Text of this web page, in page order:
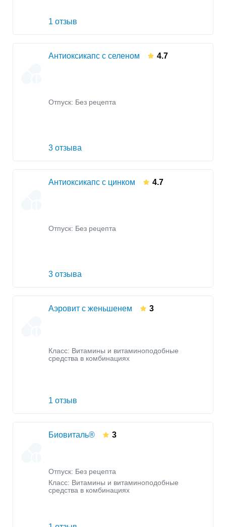
1 отзыв
Антиоксикапс с селеном 4.7
Отпуск: Без рецепта
3 отзыва
Антиоксикапс с цинком 4.7
Отпуск: Без рецепта
3 отзыва
Аэровит с женьшенем 3
Класс: Витамины и витаминоподобные
средства в комбинациях
1 отзыв
Биовиталь® 3
Отпуск: Без рецепта
Класс: Витамины и витаминоподобные
средства в комбинациях